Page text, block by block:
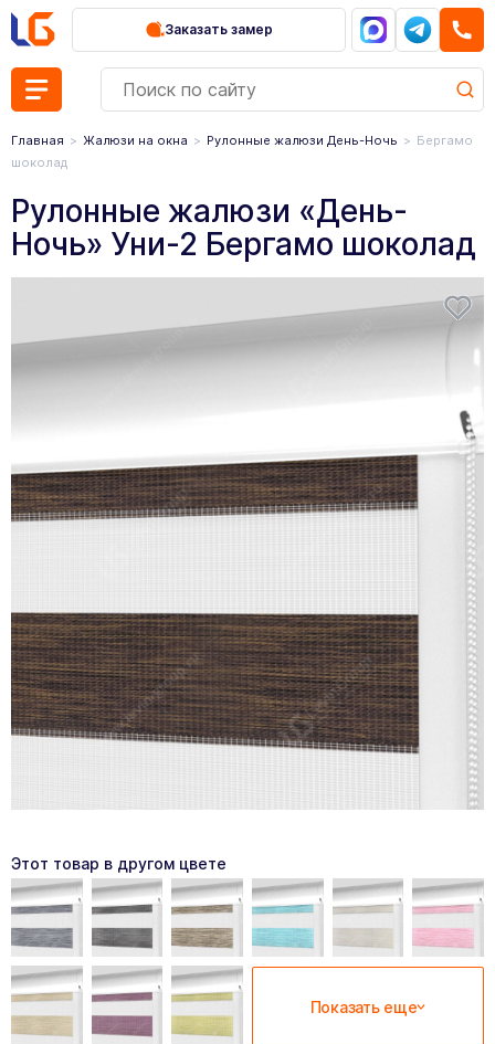
Заказать замер
Главная Жалюзи на окна Рулонные жалюзи День-Ночь
Бергамо
шоколад
Рулонные жалюзи «День-
Ночь» Уни-2 Бергамо шоколад
Этот товар в другом цвете
Показать еще